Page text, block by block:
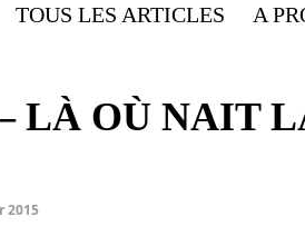
TOUS LES ARTICLES A
LÀ OÙ NAIT
2015